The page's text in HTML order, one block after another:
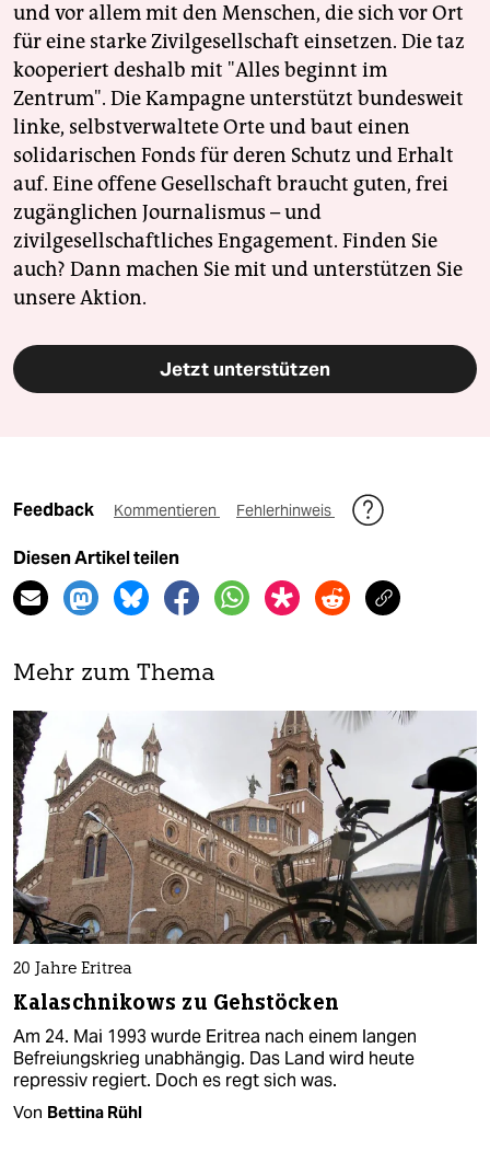
und vor allem mit den Menschen, die sich vor Ort
für eine starke Zivilgesellschaft einsetzen. Die taz
kooperiert deshalb mit "Alles beginnt im
Zentrum". Die Kampagne unterstützt bundesweit
linke, selbstverwaltete Orte und baut einen
solidarischen Fonds für deren Schutz und Erhalt
auf. Eine offene Gesellschaft braucht guten, frei
zugänglichen Journalismus – und
zivilgesellschaftliches Engagement. Finden Sie
auch? Dann machen Sie mit und unterstützen Sie
unsere Aktion.
Jetzt unterstützen
Feedback Kommentieren Fehlerhinweis
Diesen Artikel teilen
Mehr zum Thema
20 Jahre Eritrea
Kalaschnikows zu Gehstöcken
Am 24. Mai 1993 wurde Eritrea nach einem langen
Befreiungskrieg unabhängig. Das Land wird heute
repressiv regiert. Doch es regt sich was.
Von Bettina Rühl